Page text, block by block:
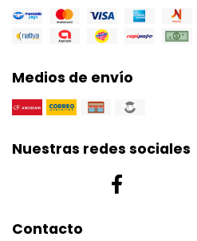
Medios de envío
Nuestras redes sociales
Contacto